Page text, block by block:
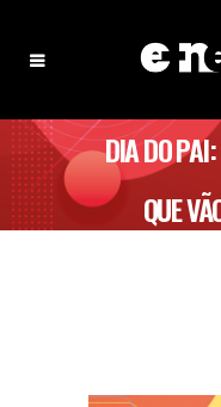
DIA DO PAI:
QUE